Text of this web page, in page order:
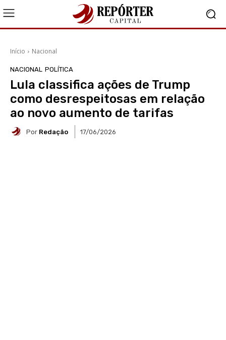
Início Nacional
NACIONAL POLÍTICA
Lula classifica ações de Trump
como desrespeitosas em relação
ao novo aumento de tarifas
Por Redação 17/06/2026